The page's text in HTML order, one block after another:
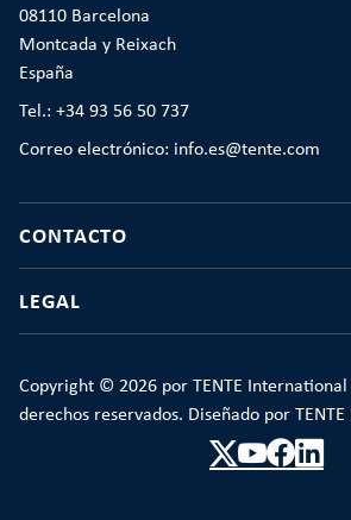
08110 Barcelona
Montcada y Reixach
España
Tel.: +34 93 56 50 737
Correo electrónico: info.es@tente.com
CONTACTO
LEGAL
Copyright © 2026 por TENTE International
derechos reservados. Diseñado por